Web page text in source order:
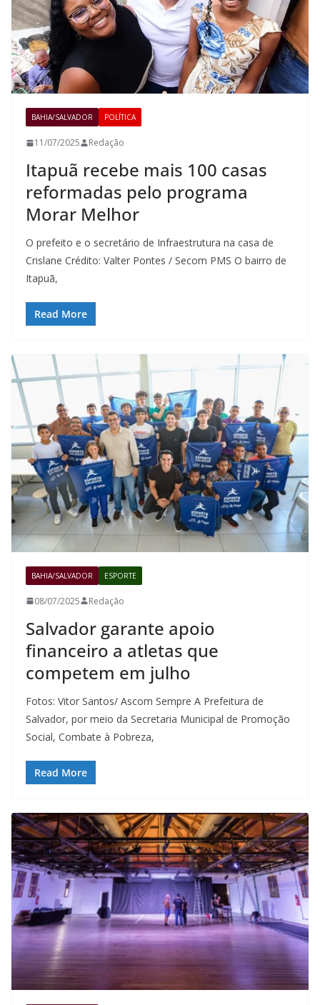
BAHIA/SALVADOR POLÍTICA
11/07/2025 Redação
Itapuã recebe mais 100 casas
reformadas pelo programa
Morar Melhor
O prefeito e o secretário de Infraestrutura na casa de
Crislane Crédito: Valter Pontes / Secom PMS O bairro de
Itapuã,
Read More
BAHIA/SALVADOR ESPORTE
08/07/2025 Redação
Salvador garante apoio
financeiro a atletas que
competem em julho
Fotos: Vitor Santos/ Ascom Sempre A Prefeitura de
Salvador, por meio da Secretaria Municipal de Promoção
Social, Combate à Pobreza,
Read More